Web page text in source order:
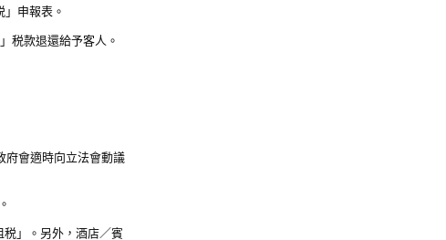
申報表。
税款退還給予客人。
府會適時向立法會動議
」。另外，酒店／賓